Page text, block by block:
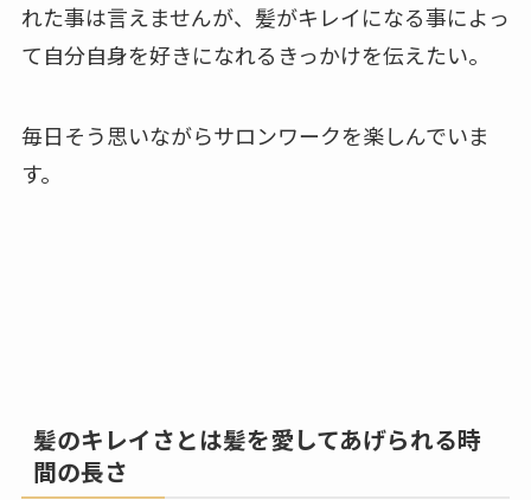
れた事は言えませんが、髪がキレイになる事によっ
て自分自身を好きになれるきっかけを伝えたい。
毎日そう思いながらサロンワークを楽しんでいま
す。
髪のキレイさとは髪を愛してあげられる時
間の長さ